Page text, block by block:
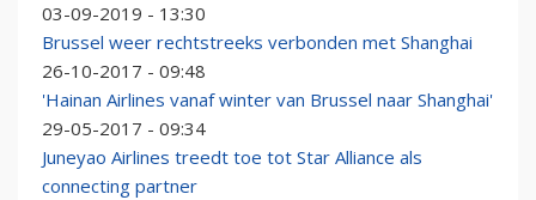
03-09-2019 - 13:30
Brussel weer rechtstreeks verbonden met Shanghai
26-10-2017 - 09:48
'Hainan Airlines vanaf winter van Brussel naar Shanghai'
29-05-2017 - 09:34
Juneyao Airlines treedt toe tot Star Alliance als
connecting partner